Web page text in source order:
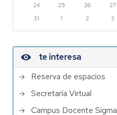
24
25 26 27
31
1 2 3
te interesa
Reserva de espacios
Secretaría Virtual
Campus Docente Sigma